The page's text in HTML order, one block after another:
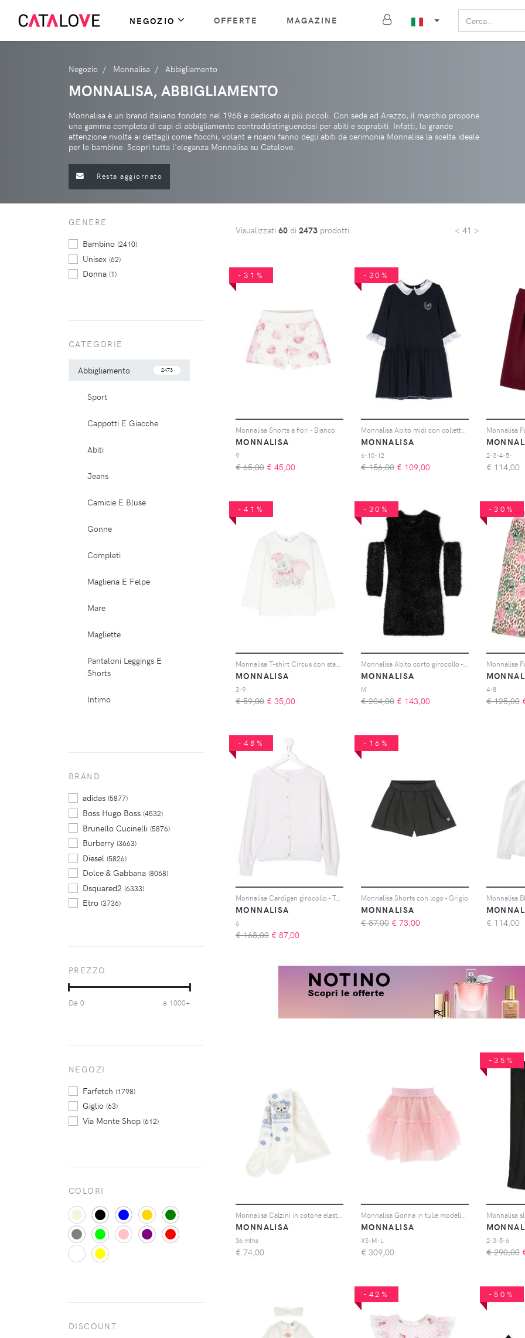
NEGOZIO OFFERTE MAGAZINE
Negozio Monnalisa Abbigliamento
MONNALISA, ABBIGLIAMENTO
Monnalisa è un brand italiano fondato nel 1968 e dedicato ai più piccoli. Con sede ad Arezzo, il marchio propone
una gamma completa di capi di abbigliamento contraddistinguendosi per abiti e soprabiti. Infatti, la grande
attenzione rivolta ai dettagli come fiocchi, volant e ricami fanno degli abiti da cerimonia Monnalisa la scelta ideale
per le bambine. Scopri tutta l'eleganza Monnalisa su Catalove.
Resta aggiornato
Visualizzati 60 di 2473 prodotti < 41 >
-31%
Monnalisa Shorts a fiori - Bianco
MONNALISA
9
€ 65,00 € 45,00
-30%
Monnalisa Abito midi con colletto Peter Pan - Blu
MONNALISA
6-10-12
€ 156,00 € 109,00
2-3-4-5-
€ 114,00
-41%
MONNALISA
3-9
€ 59,00 € 35,00
-30%
Monnalisa Abito corto girocollo - Nero
MONNALISA
M
€ 204,00 € 143,00
-30%
4-8
€ 125,00
-48%
Monnalisa Cardigan girocollo - Toni neutri
MONNALISA
6
€ 168,00 € 87,00
-16%
Monnalisa Shorts con logo - Grigio
MONNALISA
€ 87,00 € 73,00
€ 114,00
MONNALISA
36 mths
€ 74,00
MONNALISA
XS-M-L
€ 309,00
-35%
2-3-5-6
€ 290,00
-42% -50%
GENERE
Bambino (2410)
Unisex (62)
Donna (1)
CATEGORIE
Abbigliamento 2473
Sport
Cappotti E Giacche
Abiti
Jeans
Camicie E Bluse
Gonne
Completi
Maglieria E Felpe
Mare
Magliette
Pantaloni Leggings E
Shorts
Intimo
BRAND
adidas (5877)
Boss Hugo Boss (4532)
Brunello Cucinelli (5876)
Burberry (3663)
Diesel (5826)
Dolce & Gabbana (8068)
Dsquared2 (6333)
Etro (3736)
Philipp Plein
Twinset
PREZZO
Da 0 a 1000+
NEGOZI
Farfetch (1798)
Giglio (63)
Via Monte Shop (612)
COLORI
DISCOUNT